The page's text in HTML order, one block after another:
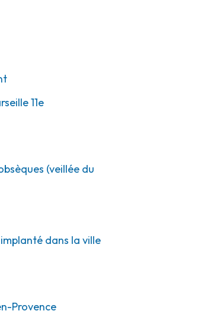
11e
(veillée du
dans la ville
Provence